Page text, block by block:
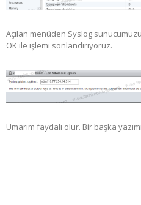
Açılan menüden Syslog
OK ile işlemi sonlandırıyoruz.
Umarım faydalı olur. Bir başka